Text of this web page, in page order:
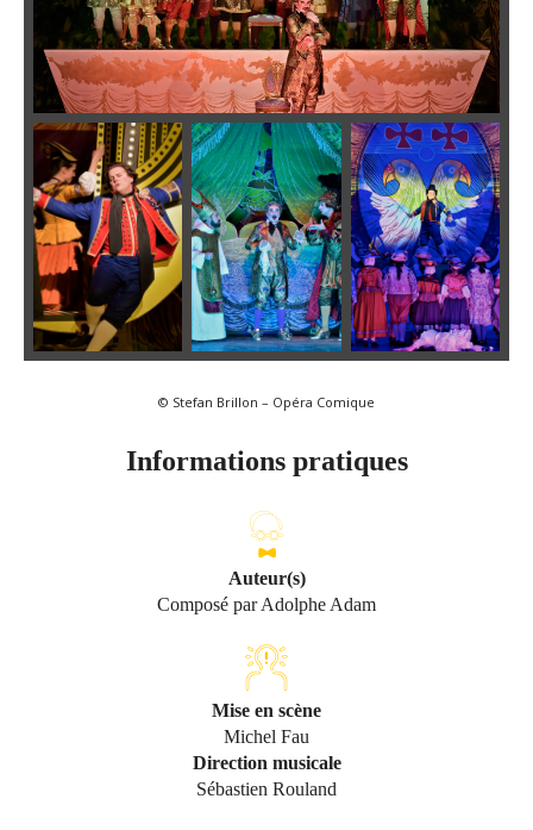
© Stefan Brillon – Opéra Comique
Informations pratiques
Auteur(s)
Composé par Adolphe Adam
Mise en scène
Michel Fau
Direction musicale
Sébastien Rouland